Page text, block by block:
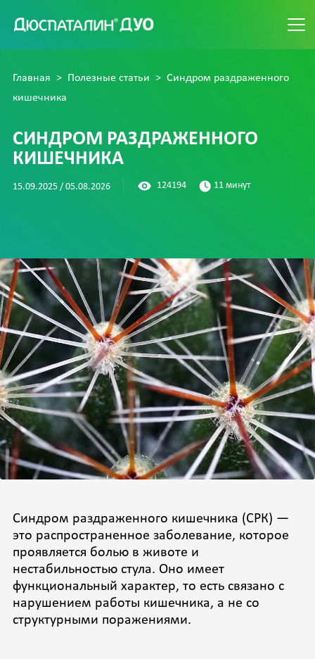
ИНСТРУКЦИЯ
ВОПРОС-ОТВЕТ
СПЕЦИАЛИСТАМ
О ЗАБОЛЕВАНИЯХ КИШЕЧНИКА
Главная Полезные статьи
Синдром раздраженного
кишечника
СИНДРОМ РАЗДРАЖЕННОГО
КИШЕЧНИКА
15.09.2025 / 05.08.2026 124194 11 минут
Синдром раздраженного кишечника (СРК) —
это распространенное заболевание, которое
проявляется болью в животе и
нестабильностью стула. Оно имеет
функциональный характер, то есть связано с
нарушением работы кишечника, а не со
структурными поражениями.